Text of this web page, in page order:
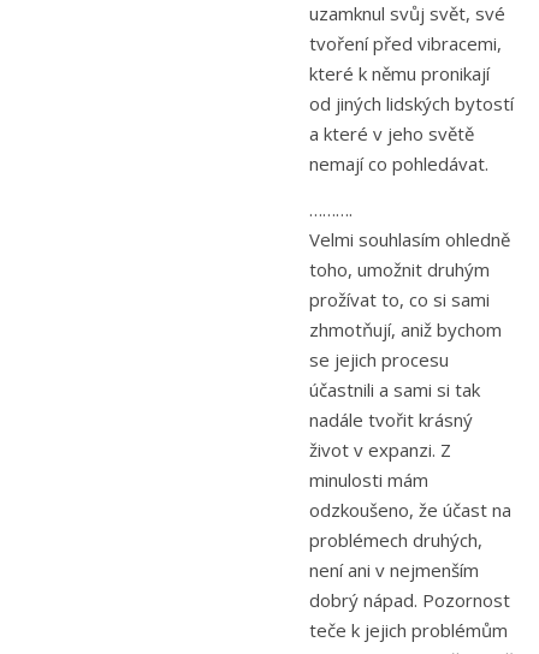
uzamknul svůj svět, své
tvoření před vibracemi,
které k němu pronikají
od jiných lidských bytostí
a které v jeho světě
nemají co pohledávat.
……….
Velmi souhlasím ohledně
toho, umožnit druhým
prožívat to, co si sami
zhmotňují, aniž bychom
se jejich procesu
účastnili a sami si tak
nadále tvořit krásný
život v expanzi. Z
minulosti mám
odzkoušeno, že účast na
problémech druhých,
není ani v nejmenším
dobrý nápad. Pozornost
teče k jejich problémům